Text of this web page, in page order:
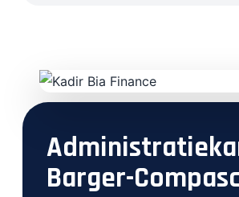
Barger-